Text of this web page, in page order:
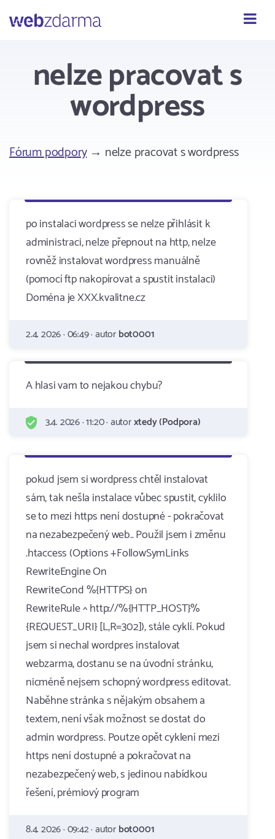
Webzdarma
nelze pracovat s
wordpress
Fórum podpory→ nelze pracovat s wordpress
po instalaci wordpress se nelze přihlásit k
administraci, nelze přepnout na http, nelze
rovněž instalovat wordpress manuálně
(pomocí ftp nakopírovat a spustit instalaci)
Doména je XXX.kvalitne.cz
2.4. 2026 · 06:49 · autorbot0001
A hlasi vam to nejakou chybu?
3.4. 2026 · 11:20 · autorxtedy (Podpora)
pokud jsem si wordpress chtěl instalovat
sám, tak nešla instalace vůbec spustit, cyklilo
se to mezi https není dostupné - pokračovat
na nezabezpečený web.. Použil jsem i změnu
.htaccess (Options +FollowSymLinks
RewriteEngine On
RewriteCond %{HTTPS} on
RewriteRule ^ http://%{HTTP_HOST}%
{REQUEST_URI} [L,R=302]), stále cyklí. Pokud
jsem si nechal wordpres instalovat
webzarma, dostanu se na úvodní stránku,
nicméně nejsem schopný wordpress editovat.
Naběhne stránka s nějakým obsahem a
textem, není však možnost se dostat do
admin wordpress. Poutze opět cyklení mezi
https není dostupné a pokračovat na
nezabezpečený web, s jedinou nabídkou
řešení, prémiový program
8.4. 2026 · 09:42 · autorbot0001